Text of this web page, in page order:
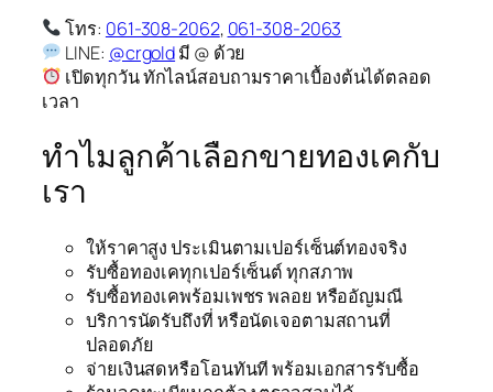
โทร: 061-308-2062, 061-308-2063
LINE: @crgoldมี @ ด้วย
เปิดทุกวัน ทักไลน์สอบถามราคาเบื้องต้นได้ตลอด
เวลา
ทำไมลูกค้าเลือกขายทองเคกับ
เรา
ให้ราคาสูง ประเมินตามเปอร์เซ็นต์ทองจริง
รับซื้อทองเคทุกเปอร์เซ็นต์ ทุกสภาพ
รับซื้อทองเคพร้อมเพชร พลอย หรืออัญมณี
บริการนัดรับถึงที่ หรือนัดเจอตามสถานที่
ปลอดภัย
จ่ายเงินสดหรือโอนทันที พร้อมเอกสารรับซื้อ